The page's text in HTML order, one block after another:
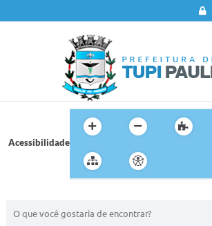
Acessibilidade